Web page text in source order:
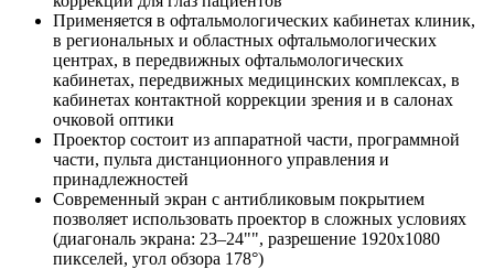
Применяется в офтальмологических кабинетах клиник,
в региональных и областных офтальмологических
центрах, в передвижных офтальмологических
кабинетах, передвижных медицинских комплексах, в
кабинетах контактной коррекции зрения и в салонах
очковой оптики
Проектор состоит из аппаратной части, программной
части, пульта дистанционного управления и
принадлежностей
Современный экран с антибликовым покрытием
позволяет использовать проектор в сложных условиях
(диагональ экрана: 23–24"", разрешение 1920х1080
пикселей, угол обзора 178°)